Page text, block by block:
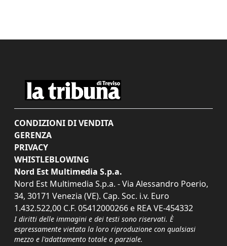
CONDIZIONI DI VENDITA
GERENZA
PRIVACY
WHISTLEBLOWING
Nord Est Multimedia S.p.a.
Nord Est Multimedia S.p.a. - Via Alessandro Poerio,
34, 30171 Venezia (VE). Cap. Soc. i.v. Euro
1.432.522,00 C.F. 05412000266 e REA VE-454332
I diritti delle immagini e dei testi sono riservati. È
espressamente vietata la loro riproduzione con qualsiasi
mezzo e l'adattamento totale o parziale.